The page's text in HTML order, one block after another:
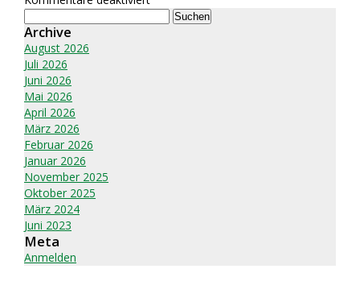
Suchen
nach:
Archive
August 2026
Juli 2026
Juni 2026
Mai 2026
April 2026
März 2026
Februar 2026
Januar 2026
November 2025
Oktober 2025
März 2024
Juni 2023
Meta
Anmelden